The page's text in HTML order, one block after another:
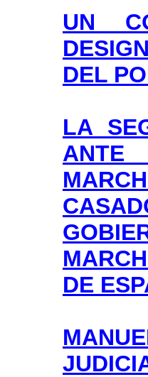
UN
DEL
LA
ANTE
DE